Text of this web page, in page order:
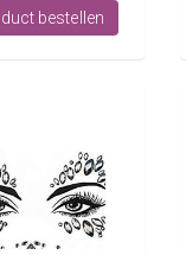
bestellen